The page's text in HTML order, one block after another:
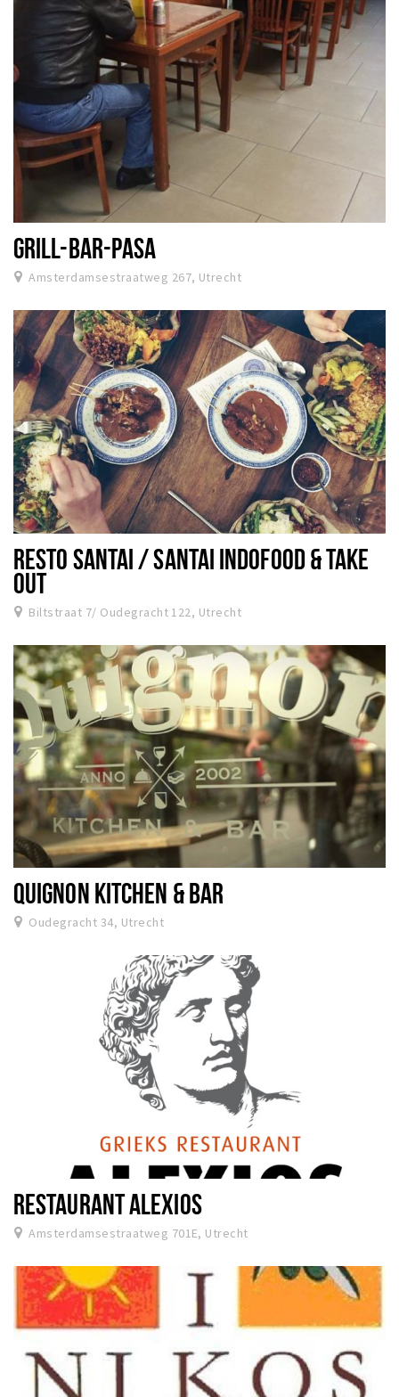
GRILL-BAR-PASA
Amsterdamsestraatweg 267, Utrecht
RESTO SANTAI / SANTAI INDOFOOD & TAKE
OUT
Biltstraat 7/ Oudegracht 122, Utrecht
QUIGNON KITCHEN & BAR
Oudegracht 34, Utrecht
RESTAURANT ALEXIOS
Amsterdamsestraatweg 701E, Utrecht